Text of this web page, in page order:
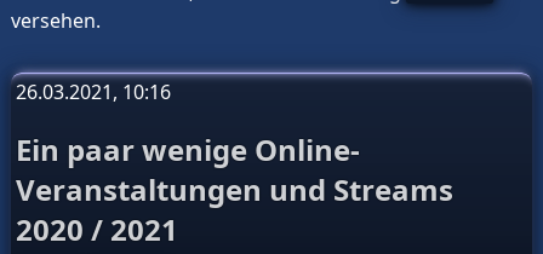
versehen.
26.03.2021, 10:16
Ein paar wenige Online-
Veranstaltungen und Streams
2020 / 2021